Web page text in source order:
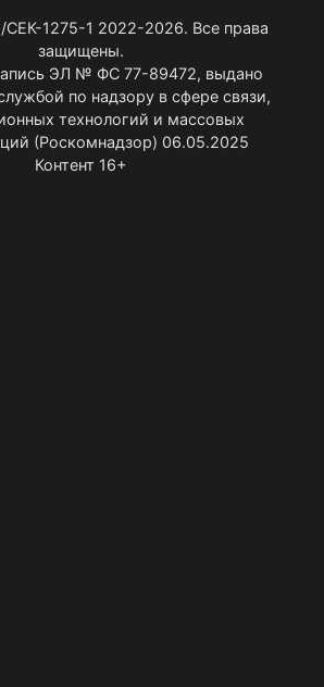
СЕК-1275-1 2022-2026. Все права
защищены.
ЭЛ № ФС 77-89472, выдано
по надзору в сфере связи,
технологий и массовых
(Роскомнадзор) 06.05.2025
Контент 16+